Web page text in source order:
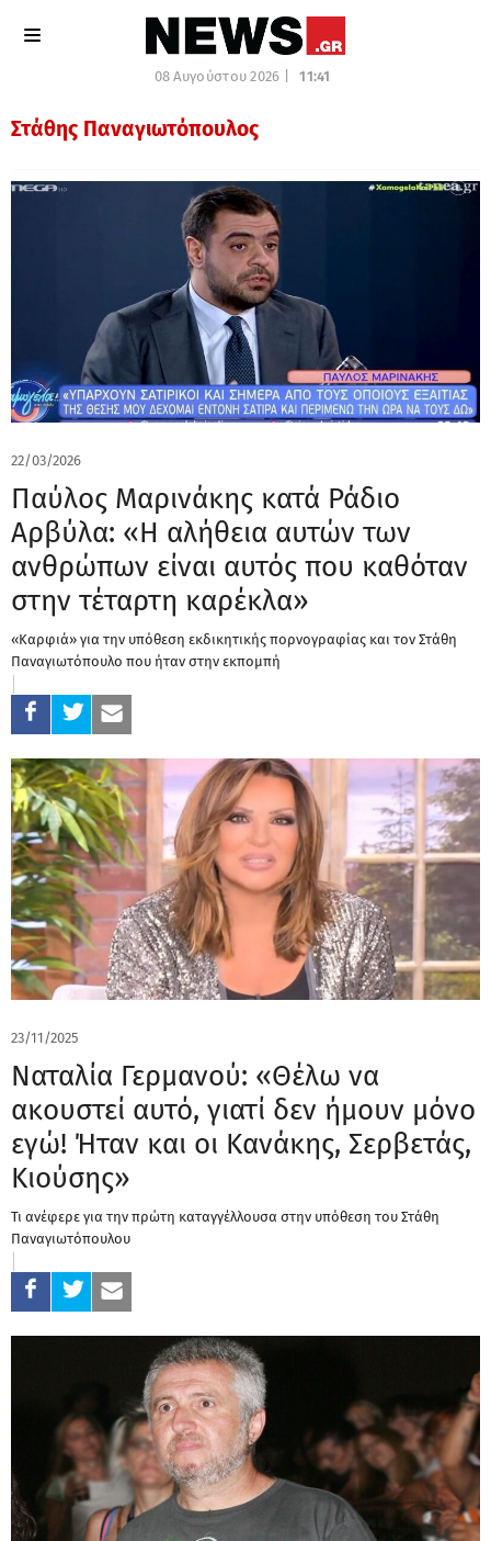
08 Αυγούστου 2026 | 11:41
Στάθης Παναγιωτόπουλος
22/03/2026
Παύλος Μαρινάκης κατά Ράδιο
Αρβύλα: «Η αλήθεια αυτών των
ανθρώπων είναι αυτός που καθόταν
στην τέταρτη καρέκλα»
«Καρφιά» για την υπόθεση εκδικητικής πορνογραφίας και τον Στάθη
Παναγιωτόπουλο που ήταν στην εκπομπή
23/11/2025
Ναταλία Γερμανού: «Θέλω να
ακουστεί αυτό, γιατί δεν ήμουν μόνο
εγώ! Ήταν και οι Κανάκης, Σερβετάς,
Κιούσης»
Τι ανέφερε για την πρώτη καταγγέλλουσα στην υπόθεση του Στάθη
Παναγιωτόπουλου